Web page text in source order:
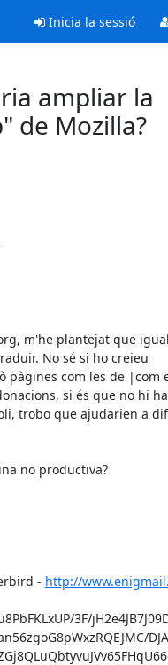
Inicia la sessió
ampliar la
de Mozilla?
m'he plantejat que
No sé si ho creieu
pàgines com les de |com
si és que no hi ha
trobo que ajudarien a
no productiva?
- http://
3F/